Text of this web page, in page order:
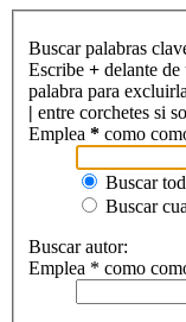
Buscar palabras
Escribe + delante de
palabra para
| entre corchetes si
Emplea * como
Buscar
Buscar
Buscar autor:
Emplea * como